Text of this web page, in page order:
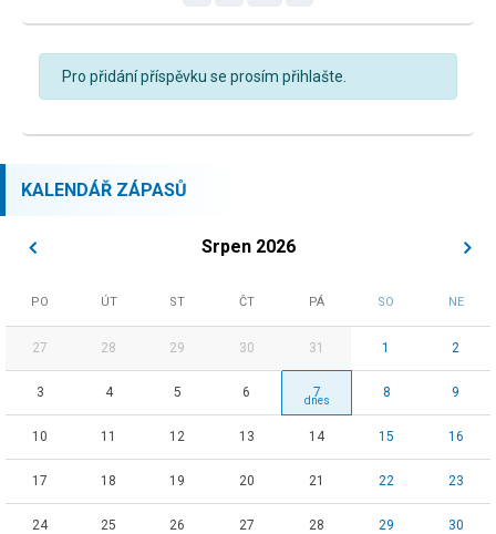
Pro přidání příspěvku se prosím přihlašte.
KALENDÁŘ ZÁPASŮ
Srpen 2026
PO ÚT ST ČT PÁ SO NE
27 28 29 30 31 1 2
3 4 5 6 7 8 9
10 11 12 13 14 15 16
17 18 19 20 21 22 23
24 25 26 27 28 29 30